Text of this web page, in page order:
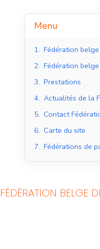
Menu
1. Fédération
2. Fédération
3. Prestations
4. Actualités de la
5. Contact
6. Carte du site
7. Fédérations de
FÉDÉRATION BELGE